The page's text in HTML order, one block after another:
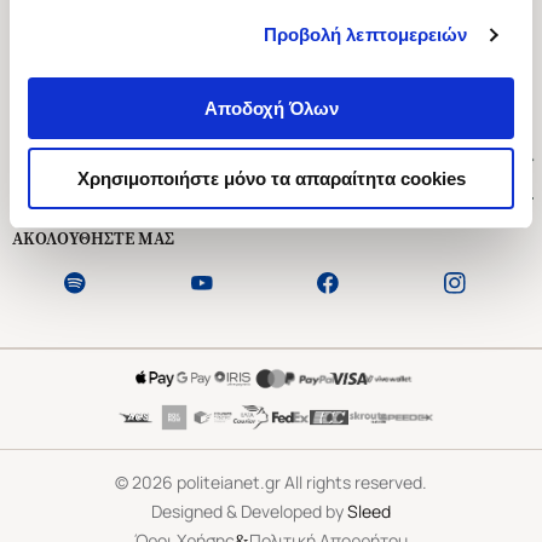
Προβολή λεπτομερειών
Αποδοχή Όλων
Χρησιμοποιήστε μόνο τα απαραίτητα cookies
Ασκληπιού 1-3, Αθήνα 106 79
Δευτέρα - Παρασκευή 09:00-21:00
Εξυπηρέτηση Πελατών
ΑΚΟΛΟΥΘΗΣΤΕ ΜΑΣ
©2026 politeianet.gr All rights reserved.
Designed & Developed bySleed